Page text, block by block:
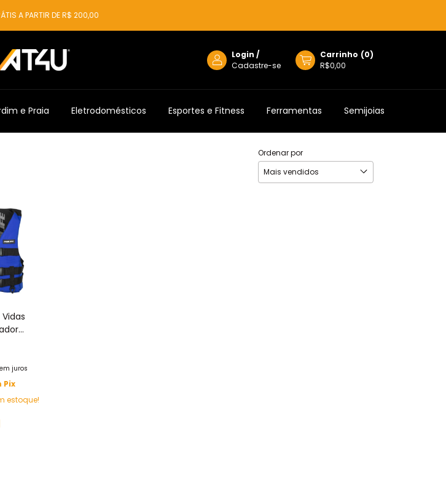
A PARTIR DE R$ 200,00
Login /
Cadastre-se
Carrinho (0)
R$0,00
e Praia Eletrodomésticos Esportes e Fitness Ferramentas Semijoias
Ordenar por
Praia
juros
Pix
estoque!